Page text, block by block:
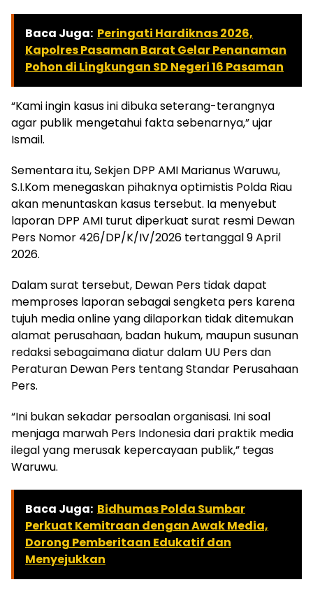
Baca Juga: Peringati Hardiknas 2026,
Kapolres Pasaman Barat Gelar Penanaman
Pohon di Lingkungan SD Negeri 16 Pasaman
“Kami ingin kasus ini dibuka seterang-terangnya
agar publik mengetahui fakta sebenarnya,” ujar
Ismail.
Sementara itu, Sekjen DPP AMI Marianus Waruwu,
S.I.Kom menegaskan pihaknya optimistis Polda Riau
akan menuntaskan kasus tersebut. Ia menyebut
laporan DPP AMI turut diperkuat surat resmi Dewan
Pers Nomor 426/DP/K/IV/2026 tertanggal 9 April
2026.
Dalam surat tersebut, Dewan Pers tidak dapat
memproses laporan sebagai sengketa pers karena
tujuh media online yang dilaporkan tidak ditemukan
alamat perusahaan, badan hukum, maupun susunan
redaksi sebagaimana diatur dalam UU Pers dan
Peraturan Dewan Pers tentang Standar Perusahaan
Pers.
“Ini bukan sekadar persoalan organisasi. Ini soal
menjaga marwah Pers Indonesia dari praktik media
ilegal yang merusak kepercayaan publik,” tegas
Waruwu.
Baca Juga: Bidhumas Polda Sumbar
Perkuat Kemitraan dengan Awak Media,
Dorong Pemberitaan Edukatif dan
Menyejukkan